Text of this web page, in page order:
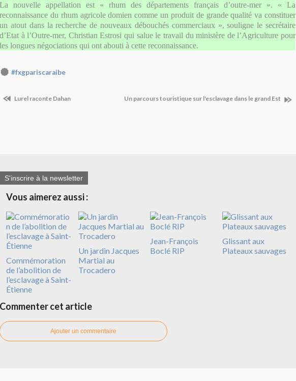
La nouvelle appellation est « rhum des départements français d’outre-mer ». « La
reconnaissance du rhum agricole domien comme un produit de grande qualité va constituer
un atout dans la recherche de nouveaux débouchés commerciaux », souligne le secrétaire
d’Etat à l’Outre-mer, Christian Estrosi qui salue le travail du ministère de l’Agriculture pour
les longues négociations qui ont abouti à cette reconnaissance.
#fxgpariscaraibe
Lurel raconte Dahan Un parcours touristique sur l'esclavage dans le grand Est
S'inscrire à la newsletter
Vous aimerez aussi :
Commémoration
de l’abolition de
l’esclavage à Saint-
Étienne
Un jardin Jacques
Martial au
Trocadero
Jean-François
Boclé RIP
Glissant aux
Plateaux sauvages
Commenter cet article
Ajouter un commentaire